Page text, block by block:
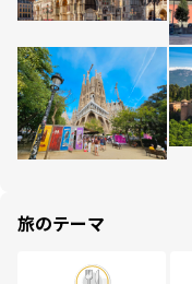
旅のテーマ